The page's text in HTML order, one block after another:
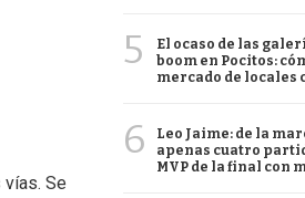
Se
5
El ocaso de las
boom en Pocitos:
mercado de locales
6
Leo Jaime: de la
apenas cuatro
MVP de la final con